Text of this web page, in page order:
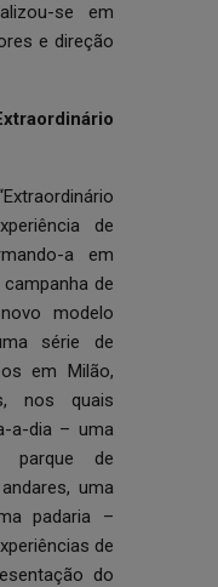
se em
e direção
de
a em
de
modelo
série de
em Milão,
nos quais
a-dia – uma
parque de
uma
padaria –
de
do